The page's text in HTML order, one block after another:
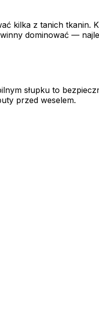
kilka z tanich tkanin.
dominować —
słupku to
przed weselem.